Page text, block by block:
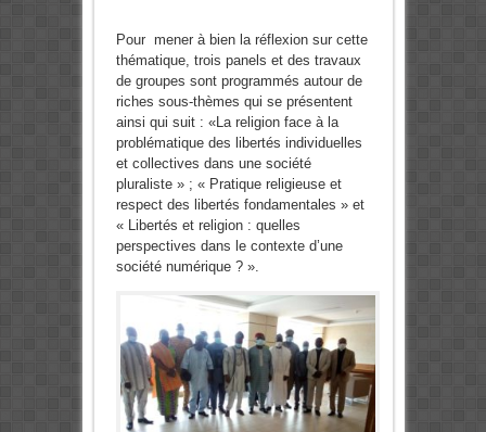
Pour mener à bien la réflexion sur cette
thématique, trois panels et des travaux
de groupes sont programmés autour de
riches sous-thèmes qui se présentent
ainsi qui suit : «La religion face à la
problématique des libertés individuelles
et collectives dans une société
pluraliste » ; « Pratique religieuse et
respect des libertés fondamentales » et
« Libertés et religion : quelles
perspectives dans le contexte d’une
société numérique ? ».